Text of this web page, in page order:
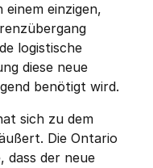
einzigen,
logistische
diese neue
benötigt wird.
sich zu dem
Die Ontario
dass der neue